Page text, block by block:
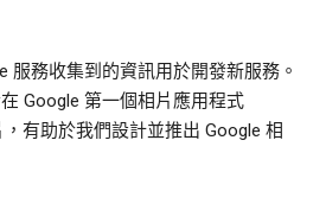
服務收集到的資訊用於開發新服務。
Google 第一個相片應用程式
有助於我們設計並推出 Google 相